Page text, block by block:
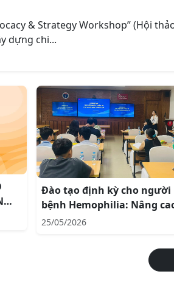
& Strategy Workshop” (Hội
dựng chi...
Đào tạo định kỳ cho người
bệnh Hemophilia: Nâng
hiệu quả điều trị từ việc ghi
25/05/2026